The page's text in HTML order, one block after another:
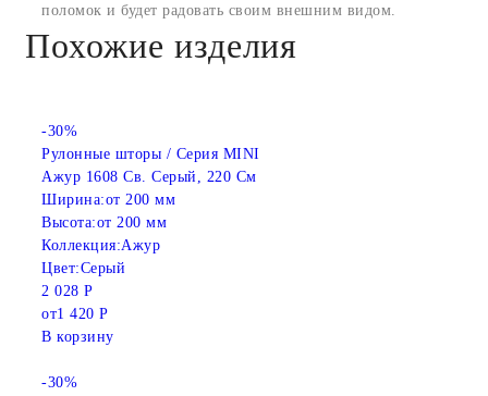
поломок и будет радовать своим внешним видом.
Похожие изделия
-30%
Рулонные шторы / Серия MINI
Ажур 1608 Св. Серый, 220 См
Ширина:от 200 мм
Высота:от 200 мм
Коллекция:Ажур
Цвет:Серый
2 028 Р
от1 420 Р
В корзину
-30%